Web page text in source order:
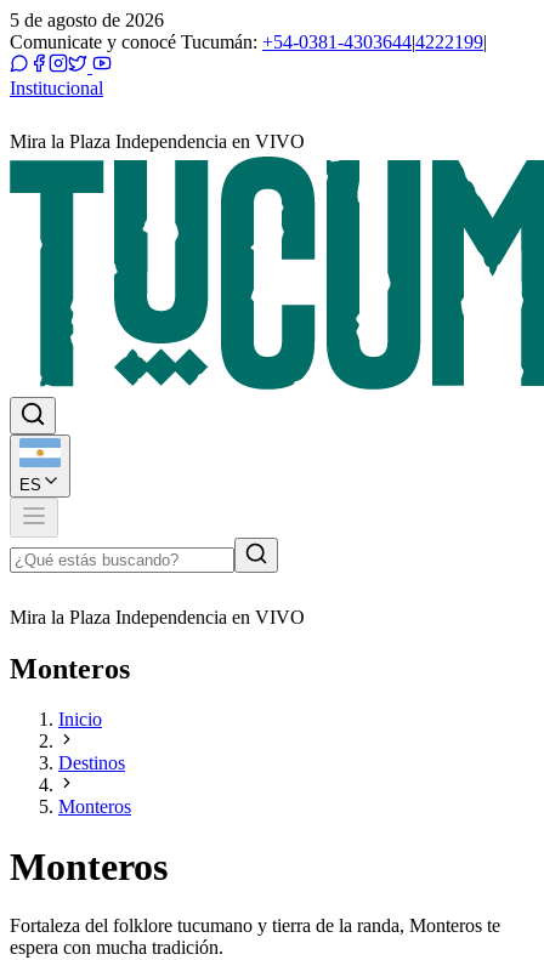
5 de agosto de 2026
Comunicate y conocé Tucumán: +54-0381-4303644|4222199|
Institucional
Mira la Plaza Independencia en VIVO
ES
Mira la Plaza Independencia en VIVO
Monteros
Inicio
Destinos
Monteros
Monteros
Fortaleza del folklore tucumano y tierra de la randa, Monteros te
espera con mucha tradición.